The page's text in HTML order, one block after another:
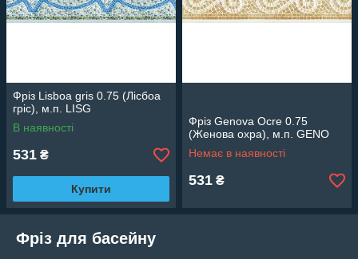
Фріз Lisboa gris 0.75 (Лісбоа
гріс), м.п. LISG
В наявності
531 ₴
Купити
Фріз Genova Ocre 0.75
(Женова охра), м.п. GENO
Немає в наявності
531 ₴
Фріз для басейну